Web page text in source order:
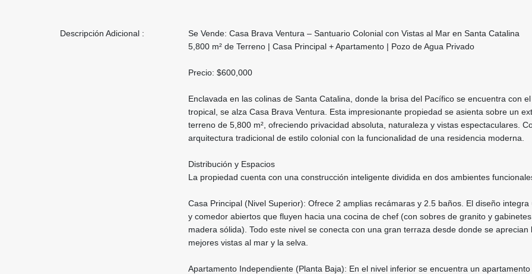
Descripción Adicional :
Se Vende: Casa Brava Ventura – Santuario Colonial con Vistas al Mar en Santa Catalina
5,800 m² de Terreno | Casa Principal + Apartamento | Pozo de Agua Privado
Precio: $600,000
Enclavada en las colinas de Santa Catalina, donde la brisa del Pacífico se encuentra con
tropical, se alza Casa Brava Ventura. Esta impresionante propiedad se asienta sobre un
terreno de 5,800 m², ofreciendo privacidad absoluta, naturaleza y vistas espectaculares.
arquitectura tradicional de estilo colonial con la funcionalidad de una residencia moderna.
Distribución y Espacios
La propiedad cuenta con una construcción inteligente dividida en dos ambientes
Casa Principal (Nivel Superior): Ofrece 2 amplias recámaras y 2.5 baños. El diseño integra
y comedor abiertos que fluyen hacia una cocina de chef (con sobres de granito y
madera sólida). Todo este nivel se conecta con una gran terraza desde donde se aprecian
mejores vistas al mar y la selva.
Apartamento Independiente (Planta Baja): En el nivel inferior se encuentra un